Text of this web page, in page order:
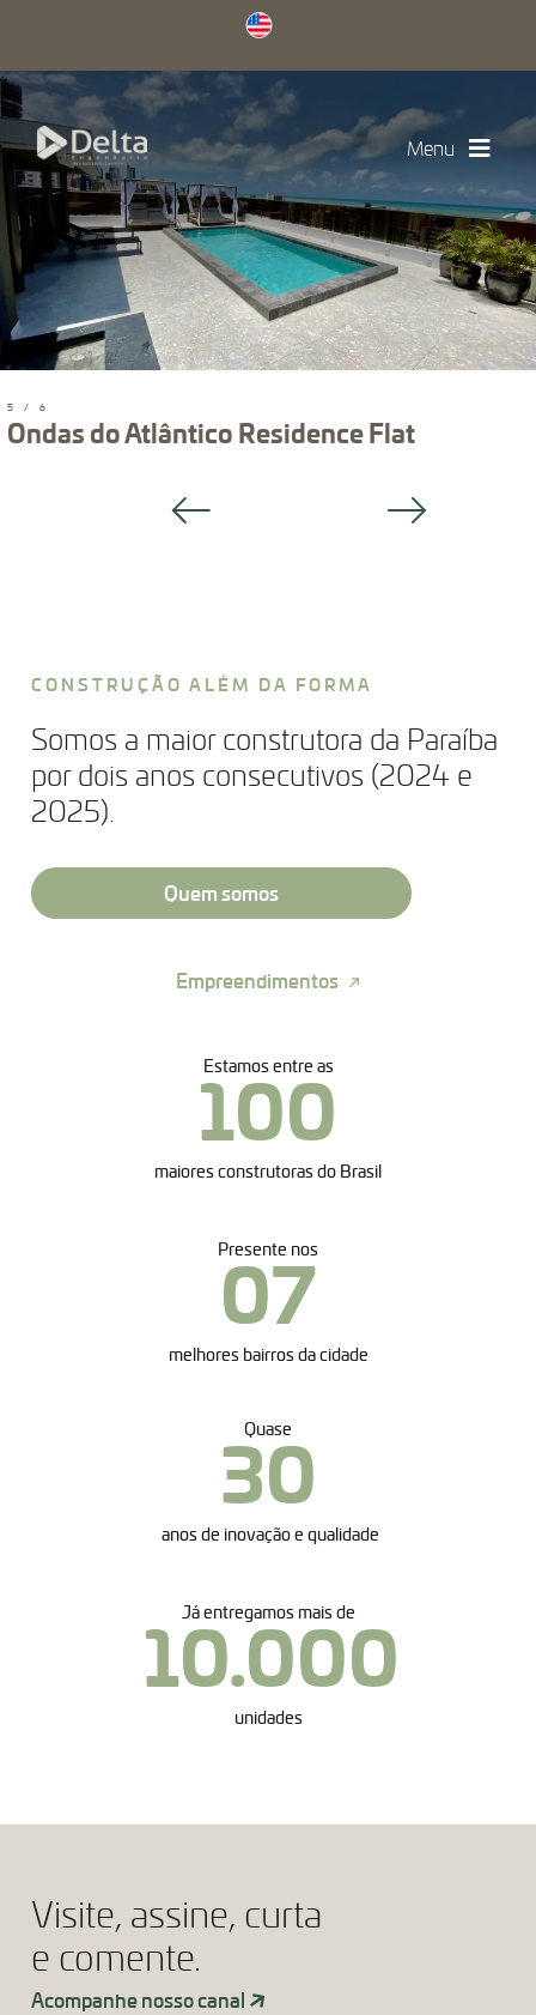
Menu
5 / 6
Ondas do Atlântico Residence Flat
CONSTRUÇÃO ALÉM DA FORMA
Somos a maior construtora da Paraíba
por dois anos consecutivos (2024 e
2025).
Quem somos
Empreendimentos
Estamos entre as
100
maiores construtoras do Brasil
Presente nos
07
melhores bairros da cidade
Quase
30
anos de inovação e qualidade
Já entregamos mais de
10.000
unidades
Visite, assine, curta
e comente.
Acompanhe nosso canal